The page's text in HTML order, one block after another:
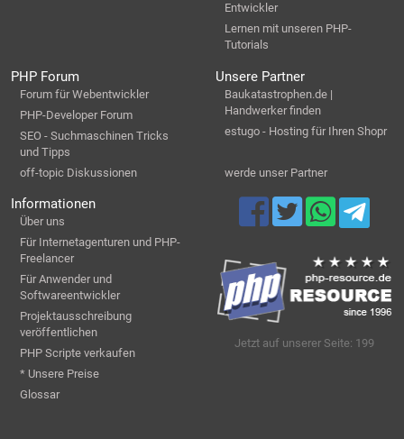
Entwickler
Lernen mit unseren PHP-
Tutorials
PHP Forum
Forum für Webentwickler
PHP-Developer Forum
SEO - Suchmaschinen Tricks
und Tipps
off-topic Diskussionen
Unsere Partner
Baukatastrophen.de |
Handwerker finden
estugo - Hosting für Ihren Shopr
werde unser Partner
Informationen
Über uns
Für Internetagenturen und PHP-
Freelancer
Für Anwender und
Softwareentwickler
Projektausschreibung
veröffentlichen
PHP Scripte verkaufen
* Unsere Preise
Glossar
Jetzt auf unserer Seite: 199